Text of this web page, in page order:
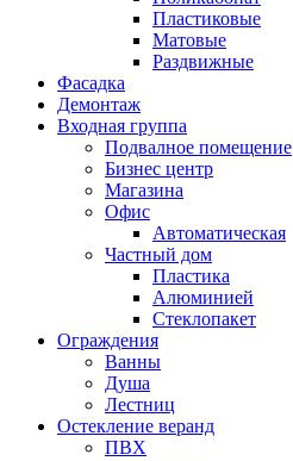
Пластиковые
Матовые
Раздвижные
Фасадка
Демонтаж
Входная группа
Подвалное помещение
Бизнес центр
Магазина
Офис
Автоматическая
Частный дом
Пластика
Алюминией
Стеклопакет
Ограждения
Ванны
Душа
Лестниц
Остекление веранд
ПВХ